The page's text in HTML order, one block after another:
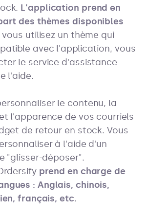
L'application prend en
des thèmes disponibles
vous utilisez un thème qui
avec l'application, vous
le service d'assistance
l'aide.
le contenu, la
l'apparence de vos courriels
de retour en stock. Vous
à l'aide d'un
"glisser-déposer".
prend en charge de
: Anglais, chinois,
français, etc.